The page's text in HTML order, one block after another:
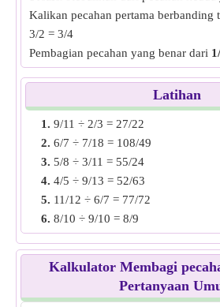
Kalikan pecahan pertama berbanding
3/2 = 3/4
Pembagian pecahan yang benar dari
Carilah pembagian
÷ 6/15.
Solusi:Kebalikan dari pecahan kedua,
Kalikan pecahan pertama dengan
× 15/6 = 35/24
Pembagian pecahan yang benar dari
Contoh 3: Carilah pembagian
11/13 ÷ 8/9.
Solusi:
Kebalikan dari pecahan kedua,
Kalikan pecahan pertama dengan
× 9/8 = 99/104
Latihan
1. 9/11 ÷ 2/3 = 27/22
2. 6/7 ÷ 7/18 = 108/49
3. 5/8 ÷ 3/11 = 55/24
4. 4/5 ÷ 9/13 = 52/63
5. 11/12 ÷ 6/7 = 77/72
6. 8/10 ÷ 9/10 = 8/9
7.7/8 ÷ 10/13 = 91/80
8.2/3 ÷ 3/5 = 10/9
9.10/12 ÷ 5/15 = 5/2
5/6 ÷ 6/13 = 65/36
Kalkulator Membagi
Pertanyaan